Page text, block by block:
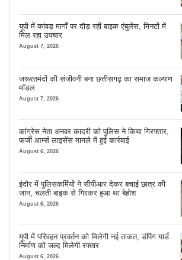
यूपी में कांवड़ मार्गों पर दौड़ रहीं बाइक एंबुलेंस, मिनटों में
मिल रहा उपचार
August 7, 2026
जरूरतमंदों की संजीवनी बना छत्तीसगढ़ का समाज कल्याण
मॉडल
August 7, 2026
कांग्रेस नेता अनवर कादरी को पुलिस ने किया गिरफ्तार,
फर्जी आर्म्स लाइसेंस मामले में हुई कार्रवाई
August 6, 2026
इंदौर में पुलिसकर्मियों ने सीपीआर देकर बचाई छात्र की
जान, चलती बाइक से गिरकर हुआ था बेहोश
August 6, 2026
यूपी में परिवहन प्रवर्तन को मिलेगी नई ताकत, डंपिंग यार्ड
निर्माण को जल्द मिलेगी रफ्तार
August 6, 2026